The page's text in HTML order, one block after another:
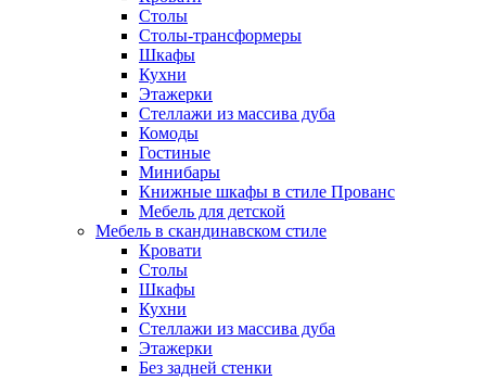
Столы
Столы-трансформеры
Шкафы
Кухни
Этажерки
Стеллажи из массива дуба
Комоды
Гостиные
Минибары
Книжные шкафы в стиле Прованс
Мебель для детской
Мебель в скандинавском стиле
Кровати
Столы
Шкафы
Кухни
Стеллажи из массива дуба
Этажерки
Без задней стенки